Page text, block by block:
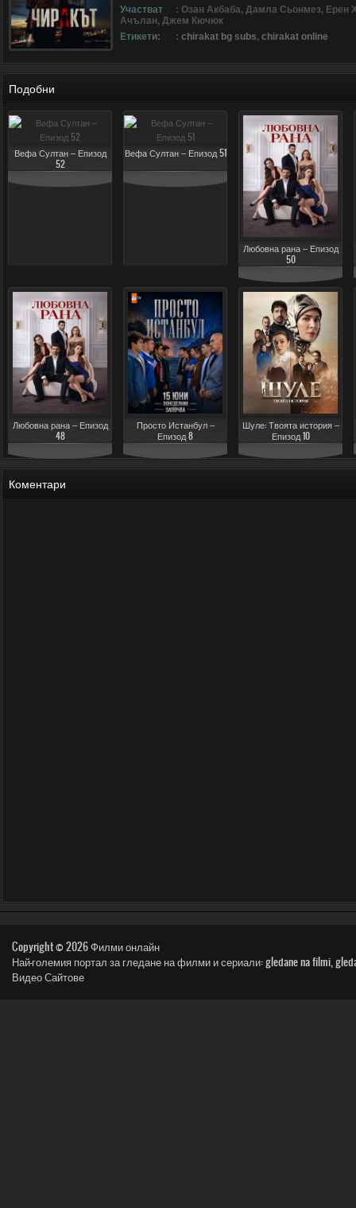
Участват
: Озан Акбаба, Дамла Сьонмез,
Ачълан, Джем Кючюк
Етикети:
: chirakat bg subs, chirakat online
Подобни
Вефа Султан – Епизод
52
Вефа Султан – Епизод 51
Любовна рана – Епизод
50
Любовна рана – Епизод
48
Просто Истанбул –
Епизод 8
Шуле: Твоята история –
Епизод 10
Коментари
Copyright © 2026Филми онлайн
Най-големия портал за гледане на филми и сериали: gledane na filmi,
Видео Сайтове